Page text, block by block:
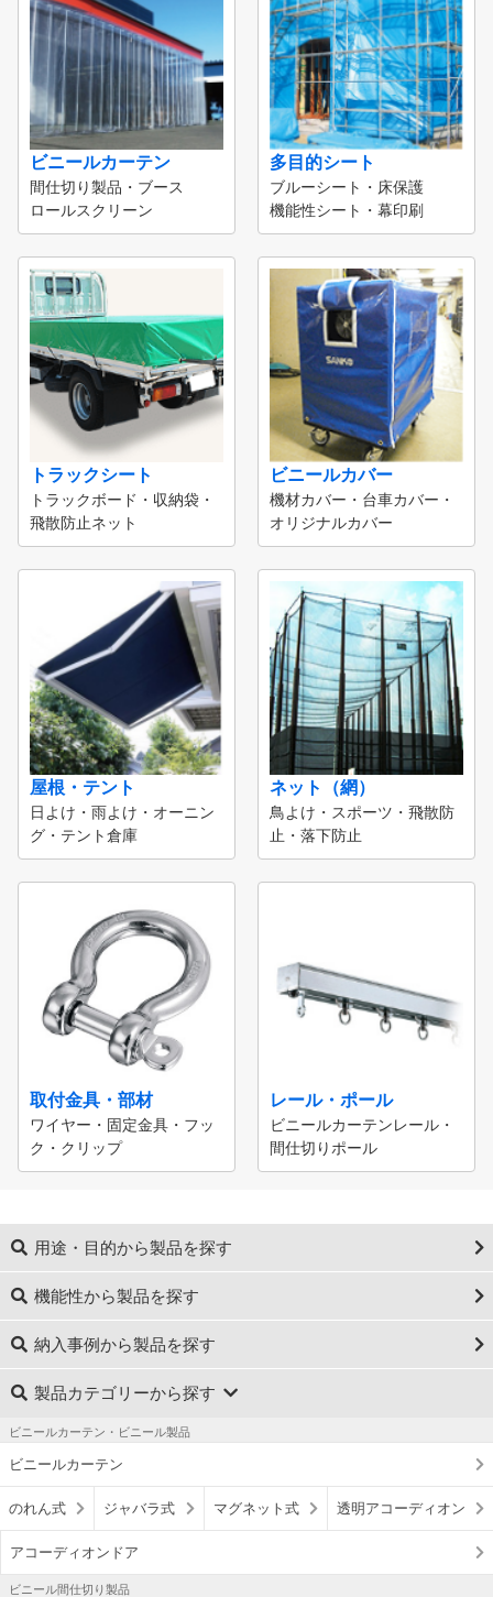
ビニールカーテン
間仕切り製品・ブース
ロールスクリーン
多目的シート
ブルーシート・床保護
機能性シート・幕印刷
トラックシート
トラックボード・収納袋・
飛散防止ネット
ビニールカバー
機材カバー・台車カバー・
オリジナルカバー
屋根・テント
日よけ・雨よけ・オーニン
グ・テント倉庫
ネット（網）
鳥よけ・スポーツ・飛散防
止・落下防止
取付金具・部材
ワイヤー・固定金具・フッ
ク・クリップ
レール・ポール
ビニールカーテンレール・
間仕切りポール
用途・目的から製品を探す
機能性から製品を探す
納入事例から製品を探す
製品カテゴリーから探す
ビニールカーテン・ビニール製品
ビニールカーテン
のれん式 ジャバラ式 マグネット式 透明アコーディオン
アコーディオンドア
ビニール間仕切り製品